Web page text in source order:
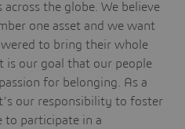
the globe. We believe
one asset and we want
to bring their whole
is our goal that our people
for belonging. As a
our responsibility to foster
to participate in a